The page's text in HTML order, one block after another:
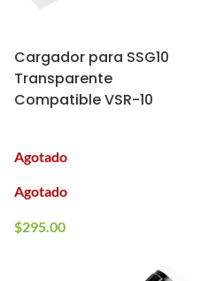
Cargador para SSG10
Transparente
Compatible VSR-10
Agotado
Agotado
$295.00